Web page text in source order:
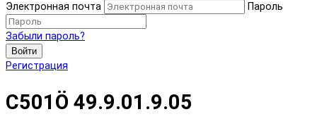
Электронная почта
Пароль
Забыли пароль?
Войти
Регистрация
C501Ö 49.9.01.9.05